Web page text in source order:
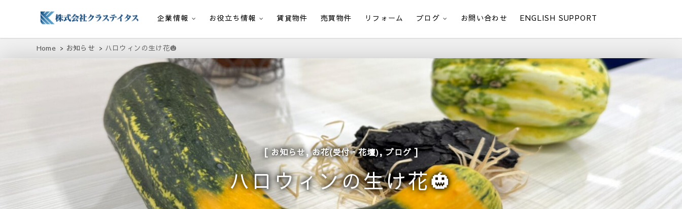
株式会社クラステイタス
企業情報 お役立ち情報 賃貸物件 売買物件 リフォーム ブログ お問い合わせ ENGLISH SUPPORT
Home お知らせ ハロウィンの生け花🎃
お知らせ,お花(受付・花壇),ブログ
ハロウィンの生け花🎃